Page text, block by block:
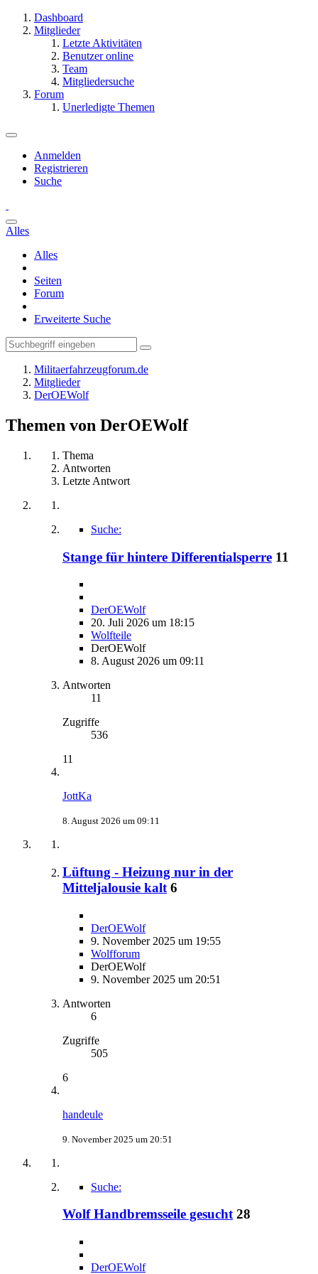
Dashboard
Mitglieder
Letzte Aktivitäten
Benutzer online
Team
Mitgliedersuche
Forum
Unerledigte Themen
Anmelden
Registrieren
Suche
Alles
Alles
Seiten
Forum
Erweiterte Suche
Militaerfahrzeugforum.de
Mitglieder
DerOEWolf
Themen von DerOEWolf
Thema
Antworten
Letzte Antwort
Suche:
Stange für hintere Differentialsperre 11
DerOEWolf
20. Juli 2026 um 18:15
Wolfteile
DerOEWolf
8. August 2026 um 09:11
Antworten
11
Zugriffe
536
11
JottKa
8. August 2026 um 09:11
Lüftung - Heizung nur in der
Mitteljalousie kalt 6
DerOEWolf
9. November 2025 um 19:55
Wolfforum
DerOEWolf
9. November 2025 um 20:51
Antworten
6
Zugriffe
505
6
handeule
9. November 2025 um 20:51
Suche:
Wolf Handbremsseile gesucht 28
DerOEWolf